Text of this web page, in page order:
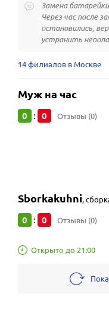
Замена
Через час после
остановились,
устранить
14 филиалов в Москве
Муж на час
0 : 0 Отзывы (0)
Sborkakuhni,
0 : 0 Отзывы (0)
Открыто до 21:00